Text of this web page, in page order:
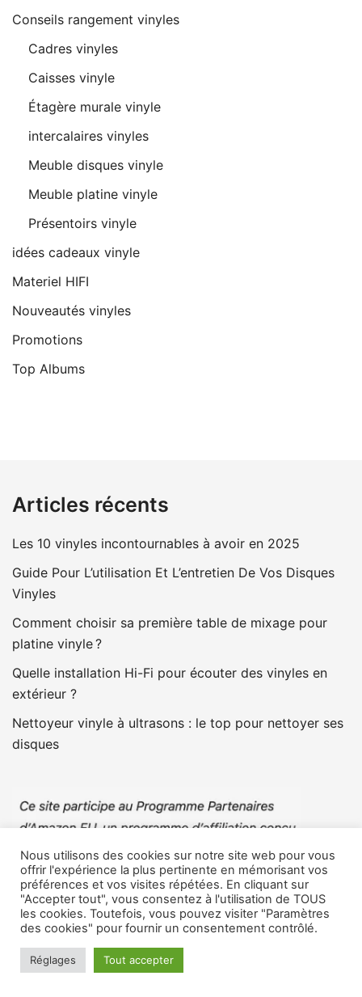
Conseils rangement vinyles
Cadres vinyles
Caisses vinyle
Étagère murale vinyle
intercalaires vinyles
Meuble disques vinyle
Meuble platine vinyle
Présentoirs vinyle
idées cadeaux vinyle
Materiel HIFI
Nouveautés vinyles
Promotions
Top Albums
Articles récents
Les 10 vinyles incontournables à avoir en 2025
Guide Pour L’utilisation Et L’entretien De Vos Disques
Vinyles
Comment choisir sa première table de mixage pour
platine vinyle ?
Quelle installation Hi-Fi pour écouter des vinyles en
extérieur ?
Nettoyeur vinyle à ultrasons : le top pour nettoyer ses
disques
Nous utilisons des cookies sur notre site web pour vous
offrir l'expérience la plus pertinente en mémorisant vos
préférences et vos visites répétées. En cliquant sur
"Accepter tout", vous consentez à l'utilisation de TOUS
les cookies. Toutefois, vous pouvez visiter "Paramètres
des cookies" pour fournir un consentement contrôlé.
Réglages Tout accepter